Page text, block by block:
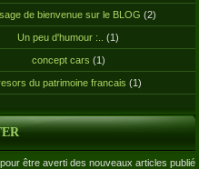
de bienvenue sur le BLOG (2)
Un peu d'humour :.. (1)
concept cars (1)
du patrimoine francais (1)
être averti des nouveaux articles publiés.